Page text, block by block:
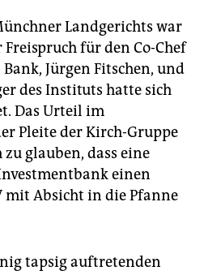
Landgerichts war
für den Co-Chef
Jürgen Fitschen, und
des Instituts hatte sich
Das Urteil im
Pleite der Kirch-Gruppe
glauben, dass eine
einen
mit Absicht in die Pfanne
tapsig auftretenden